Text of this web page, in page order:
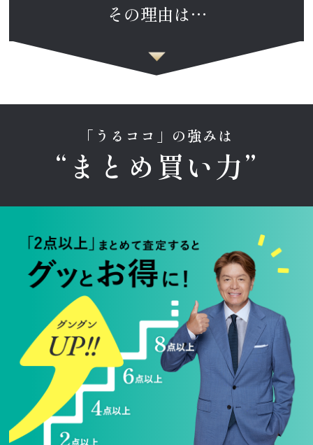
その理由は…
「うるココ」の強みは
“まとめ買い力”